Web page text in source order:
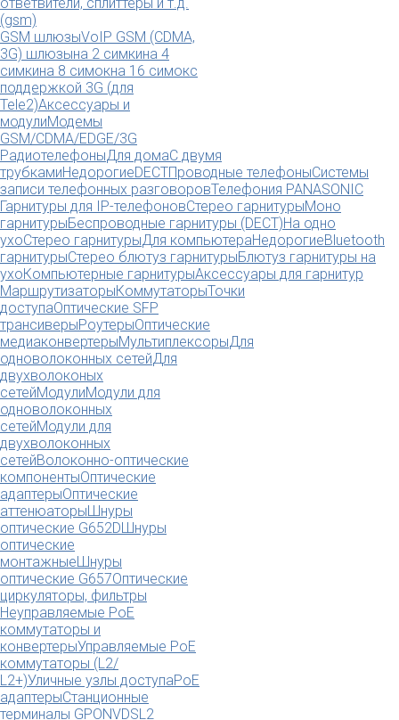
(gsm)
GSM шлюзыVoIP GSM (CDMA,
3G) шлюзына 2 симкина 4
симкина 8 симокна 16 симокс
поддержкой 3G (для
Tele2)Аксессуары и
модулиМодемы
GSM/CDMA/EDGE/3G
РадиотелефоныДля домаС двумя
трубкамиНедорогиеDECTПроводные телефоныСистемы
записи телефонных разговоровТелефония PANASONIC
Гарнитуры для IP-телефоновСтерео гарнитурыМоно
гарнитурыБеспроводные гарнитуры (DECT)На одно
ухоСтерео гарнитурыДля компьютераНедорогиеBluetooth
гарнитурыСтерео блютуз гарнитурыБлютуз гарнитуры на
ухоКомпьютерные гарнитурыАксессуары для гарнитур
МаршрутизаторыКоммутаторыТочки
доступаОптические SFP
трансиверыРоутерыОптические
медиаконвертерыМультиплексорыДля
одноволоконных сетейДля
двухволоконых
сетейМодулиМодули для
одноволоконных
сетейМодули для
двухволоконных
сетейВолоконно-оптические
компонентыОптические
адаптерыОптические
аттенюаторыШнуры
оптические G652DШнуры
оптические
монтажныеШнуры
оптические G657Оптические
циркуляторы, фильтры
Неуправляемые PoE
коммутаторы и
конвертерыУправляемые PoE
коммутаторы (L2/
L2+)Уличные узлы доступаPoE
адаптерыСтанционные
терминалы GPONVDSL2